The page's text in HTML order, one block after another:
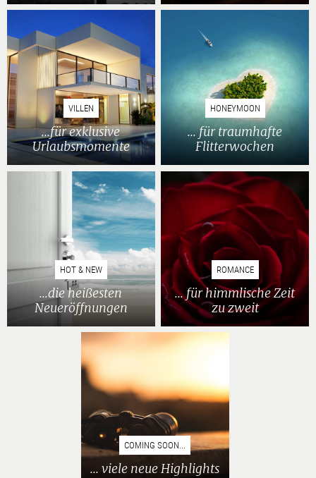
VILLEN
...für exklusive
Urlaubsmomente
HONEYMOON
... für traumhafte
Flitterwochen
HOT & NEW
...die heißesten
Neueröffnungen
ROMANCE
... für himmlische Zeit
zu zweit
COMING SOON...
... viele neue Highlights